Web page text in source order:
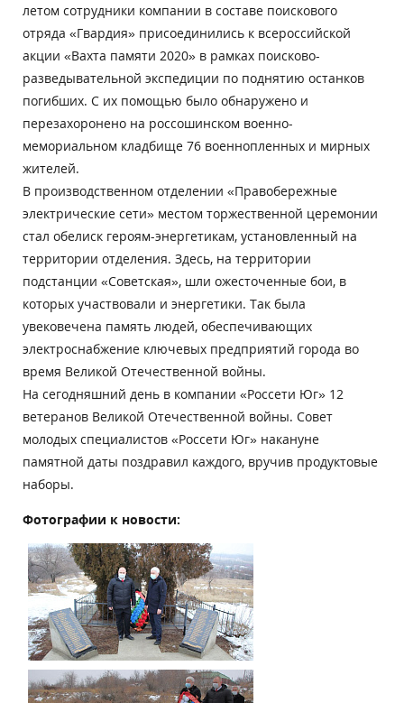
летом сотрудники компании в составе поискового
отряда «Гвардия» присоединились к всероссийской
акции «Вахта памяти 2020» в рамках поисково-
разведывательной экспедиции по поднятию останков
погибших. С их помощью было обнаружено и
перезахоронено на россошинском военно-
мемориальном кладбище 76 военнопленных и мирных
жителей.
В производственном отделении «Правобережные
электрические сети» местом торжественной церемонии
стал обелиск героям-энергетикам, установленный на
территории отделения. Здесь, на территории
подстанции «Советская», шли ожесточенные бои, в
которых участвовали и энергетики. Так была
увековечена память людей, обеспечивающих
электроснабжение ключевых предприятий города во
время Великой Отечественной войны.
На сегодняшний день в компании «Россети Юг» 12
ветеранов Великой Отечественной войны. Совет
молодых специалистов «Россети Юг» накануне
памятной даты поздравил каждого, вручив продуктовые
наборы.
Фотографии к новости: